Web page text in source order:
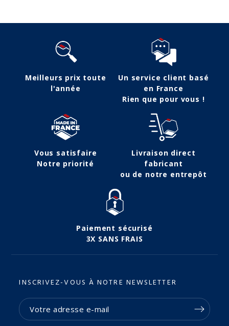
Meilleurs prix toute
l'année
Un service client basé
en France
Rien que pour vous !
Vous satisfaire
Notre priorité
Livraison direct
fabricant
ou de notre entrepôt
Paiement sécurisé
3X SANS FRAIS
INSCRIVEZ-VOUS À NOTRE NEWSLETTER